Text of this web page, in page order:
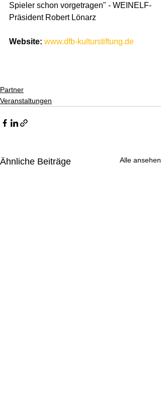
Spieler schon vorgetragen" - WEINELF-
Präsident Robert Lönarz
Website: www.dfb-kulturstiftung.de
Partner
Veranstaltungen
Ähnliche Beiträge Alle ansehen